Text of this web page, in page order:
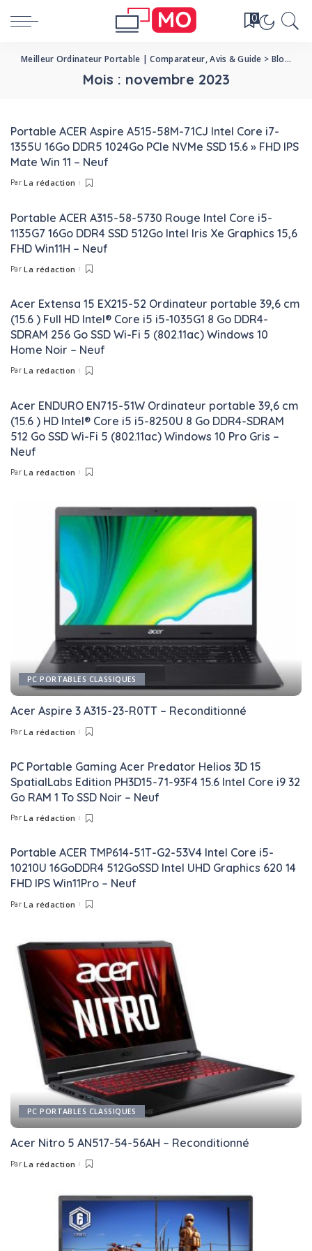
0
Meilleur Ordinateur Portable | Comparateur, Avis & Guide > Blog >
Mois : novembre 2023
Portable ACER Aspire A515-58M-71CJ Intel Core i7-
1355U 16Go DDR5 1024Go PCIe NVMe SSD 15.6 » FHD IPS
Mate Win 11 – Neuf
Posted
Par La rédaction
Portable ACER A315-58-5730 Rouge Intel Core i5-
1135G7 16Go DDR4 SSD 512Go Intel Iris Xe Graphics 15,6
FHD Win11H – Neuf
Posted
Par La rédaction
Acer Extensa 15 EX215-52 Ordinateur portable 39,6 cm
(15.6 ) Full HD Intel® Core i5 i5-1035G1 8 Go DDR4-
SDRAM 256 Go SSD Wi-Fi 5 (802.11ac) Windows 10
Home Noir – Neuf
Posted
Par La rédaction
Acer ENDURO EN715-51W Ordinateur portable 39,6 cm
(15.6 ) HD Intel® Core i5 i5-8250U 8 Go DDR4-SDRAM
512 Go SSD Wi-Fi 5 (802.11ac) Windows 10 Pro Gris –
Neuf
Posted
Par La rédaction
PC PORTABLES CLASSIQUES
Acer Aspire 3 A315-23-R0TT – Reconditionné
Posted
Par La rédaction
PC Portable Gaming Acer Predator Helios 3D 15
SpatialLabs Edition PH3D15-71-93F4 15.6 Intel Core i9 32
Go RAM 1 To SSD Noir – Neuf
Posted
Par La rédaction
Portable ACER TMP614-51T-G2-53V4 Intel Core i5-
10210U 16GoDDR4 512GoSSD Intel UHD Graphics 620 14
FHD IPS Win11Pro – Neuf
Posted
Par La rédaction
PC PORTABLES CLASSIQUES
Acer Nitro 5 AN517-54-56AH – Reconditionné
Posted
Par La rédaction